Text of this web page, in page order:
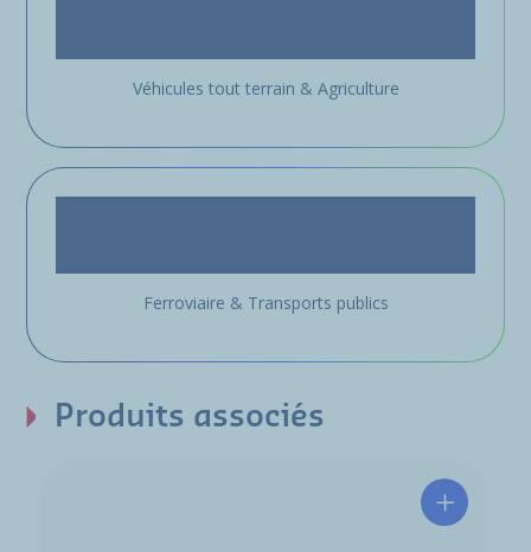
Véhicules tout terrain & Agriculture
Ferroviaire & Transports publics
Produits associés